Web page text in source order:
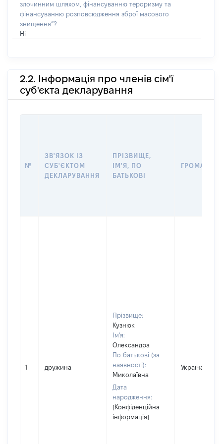
злочинним шляхом, фінансуванню тероризму та
фінансуванню розповсюдження зброї масового
знищення”?
Ні
2.2. Інформація про членів сім'ї
суб'єкта декларування
№
ЗВ'ЯЗОК ІЗ
СУБ'ЄКТОМ
ДЕКЛАРУВАННЯ
ПРІЗВИЩЕ,
ІМ'Я, ПО
БАТЬКОВІ
1 дружина
Прізвище:
Кузнюк
Ім'я:
Олександра
По батькові (за
наявності):
Миколаївна
Дата
народження:
[Конфіденційна
інформація]
Україна